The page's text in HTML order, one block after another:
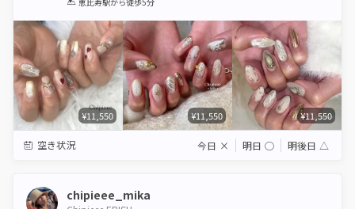
¥11,550 ¥11,550 ¥11,550
空き状況 今日 × 明日 ◯ 明後日 △
chipieee_mika